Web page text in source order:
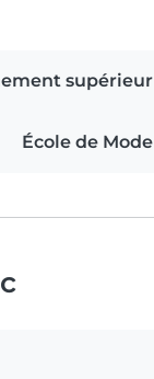
supérieur
École de Mode